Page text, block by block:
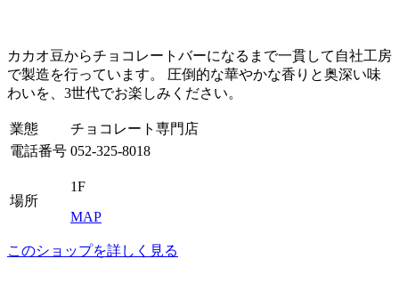
カカオ豆からチョコレートバーになるまで一貫して自社工房
で製造を行っています。 圧倒的な華やかな香りと奥深い味
わいを、3世代でお楽しみください。
業態
チョコレート専門店
電話番号 052-325-8018
場所
1F
MAP
このショップを詳しく見る